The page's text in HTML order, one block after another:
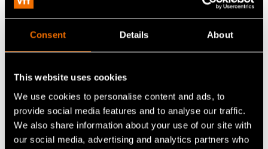
Consent Details About
This website uses cookies
We use cookies to personalise content and ads, to
provide social media features and to analyse our traffic.
We also share information about your use of our site with
our social media, advertising and analytics partners who
yhteistyönä